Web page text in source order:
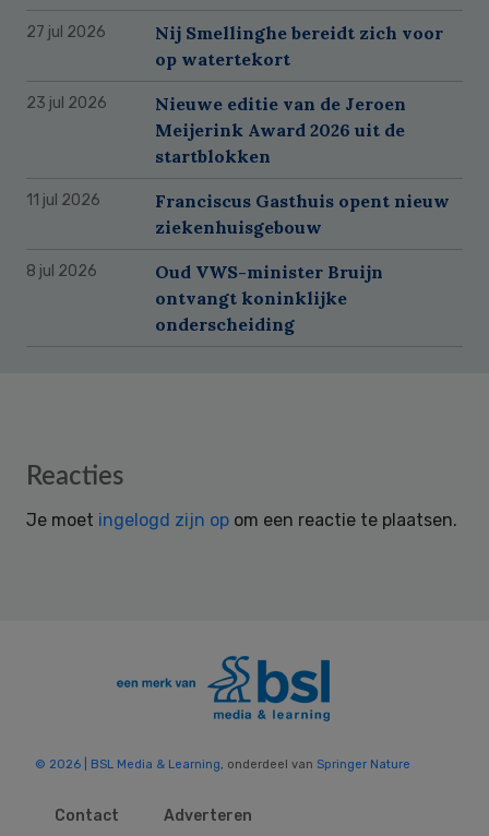
27 jul 2026
Nij Smellinghe bereidt zich voor
op watertekort
23 jul 2026
Nieuwe editie van de Jeroen
Meijerink Award 2026 uit de
startblokken
11 jul 2026
Franciscus Gasthuis opent nieuw
ziekenhuisgebouw
8 jul 2026
Oud VWS-minister Bruijn
ontvangt koninklijke
onderscheiding
Reader
Reacties
Je moet ingelogd zijn op om een reactie te plaatsen.
© 2026 | BSL Media & Learning, onderdeel van Springer Nature
Contact Adverteren